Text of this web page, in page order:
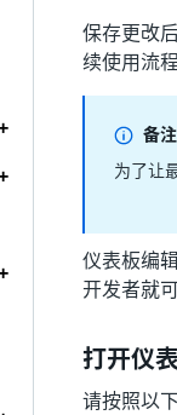
保存更改
续使用流
备
为了让
仪表板编
开发者就
打开仪
请按照以